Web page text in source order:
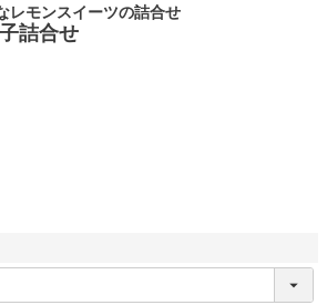
レモンスイーツの詰合せ
詰合せ